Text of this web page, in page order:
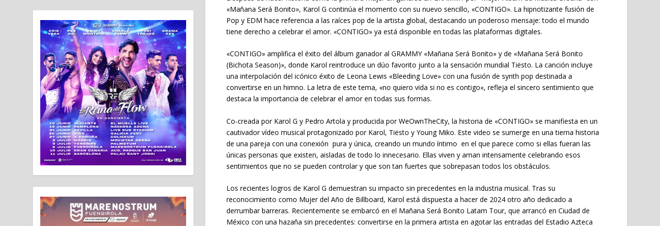
«Mañana Será Bonito», Karol G continúa el momento con su nuevo sencillo, «CONTIGO». La hipnotizante fusión de
Pop y EDM hace referencia a las raíces pop de la artista global, destacando un poderoso mensaje: todo el mundo
tiene derecho a celebrar el amor. «CONTIGO» ya está disponible en todas las plataformas digitales.
«CONTIGO» amplifica el éxito del álbum ganador al GRAMMY «Mañana Será Bonito»y de «Mañana Será Bonito
(Bichota Season)», donde Karol reintroduce un dúo favorito junto a la sensación mundial Tiësto. La canción incluye
una interpolación del icónico éxito de Leona Lewis «Bleeding Love»con una fusión de synth pop destinada a
convertirse en un himno. La letra de este tema, «no quiero vida si no es contigo«, refleja el sincero sentimiento que
destaca la importancia de celebrar el amor en todas sus formas.
Co-creada por Karol G y Pedro Artola y producida por WeOwnTheCity, la historia de «CONTIGO» se manifiesta en un
cautivador vídeo musical protagonizado por Karol, Tiësto y Young Miko. Este video se sumerge en una tierna historia
de una pareja con una conexión pura y única, creando un mundo íntimo en el que parece como si ellas fueran las
únicas personas que existen, aisladas de todo lo innecesario. Ellas viven y aman intensamente celebrando esos
sentimientos que no se pueden controlar y que son tan fuertes que sobrepasan todos los obstáculos.
Los recientes logros de Karol G demuestran su impacto sin precedentes en la industria musical. Tras su
reconocimiento como Mujer del Año de Billboard, Karol está dispuesta a hacer de 2024 otro año dedicado a
derrumbar barreras. Recientemente se embarcó en el Mañana Será Bonito Latam Tour, que arrancó en Ciudad de
México con una hazaña sin precedentes: convertirse en la primera artista en agotar las entradas del Estadio Azteca